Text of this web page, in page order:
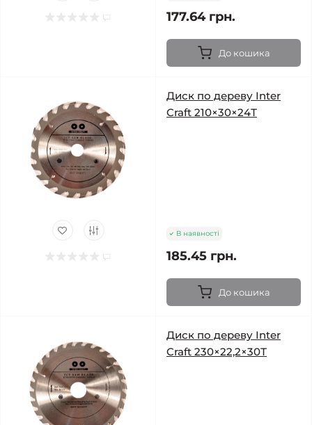
177.64 грн.
До кошика
Диск по дереву Inter
Craft 210×30×24Т
В наявності
185.45 грн.
До кошика
Диск по дереву Inter
Craft 230×22,2×30Т